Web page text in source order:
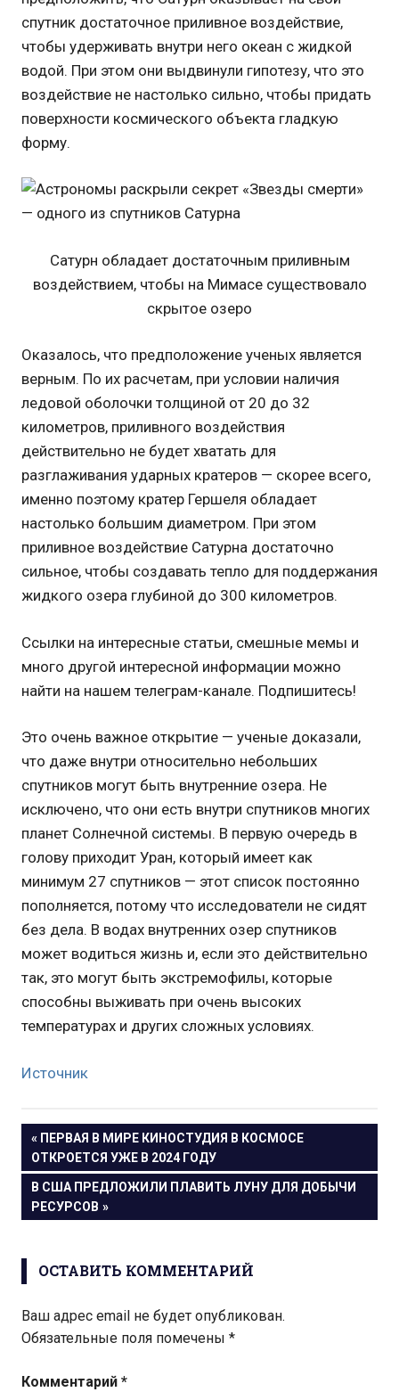
спутник достаточное приливное воздействие,
чтобы удерживать внутри него океан с жидкой
водой. При этом они выдвинули гипотезу, что это
воздействие не настолько сильно, чтобы придать
поверхности космического объекта гладкую
форму.
Сатурн обладает достаточным приливным
воздействием, чтобы на Мимасе существовало
скрытое озеро
Оказалось, что предположение ученых является
верным. По их расчетам, при условии наличия
ледовой оболочки толщиной от 20 до 32
километров, приливного воздействия
действительно не будет хватать для
разглаживания ударных кратеров — скорее всего,
именно поэтому кратер Гершеля обладает
настолько большим диаметром. При этом
приливное воздействие Сатурна достаточно
сильное, чтобы создавать тепло для поддержания
жидкого озера глубиной до 300 километров.
Ссылки на интересные статьи, смешные мемы и
много другой интересной информации можно
найти на нашем телеграм-канале. Подпишитесь!
Это очень важное открытие — ученые доказали,
что даже внутри относительно небольших
спутников могут быть внутренние озера. Не
исключено, что они есть внутри спутников многих
планет Солнечной системы. В первую очередь в
голову приходит Уран, который имеет как
минимум 27 спутников — этот список постоянно
пополняется, потому что исследователи не сидят
без дела. В водах внутренних озер спутников
может водиться жизнь и, если это действительно
так, это могут быть экстремофилы, которые
способны выживать при очень высоких
температурах и других сложных условиях.
Источник
Навигация
по
записям
ПРЕДЫДУЩАЯ
ЗАПИСЬ:
ПЕРВАЯ В МИРЕ КИНОСТУДИЯ В КОСМОСЕ
ОТКРОЕТСЯ УЖЕ В 2024 ГОДУ
СЛЕДУЮЩАЯ
ЗАПИСЬ:
В США ПРЕДЛОЖИЛИ ПЛАВИТЬ ЛУНУ ДЛЯ ДОБЫЧИ
РЕСУРСОВ
ОСТАВИТЬ КОММЕНТАРИЙ
Ваш адрес email не будет опубликован.
Обязательные поля помечены *
Комментарий *